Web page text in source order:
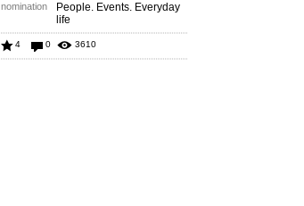
nomination
People. Events. Everyday
life
4 0 3610